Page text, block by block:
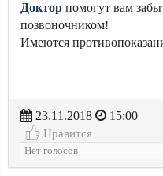
Доктор помогут вам
позвоночником!
Имеются
23.11.2018
15:00
Нравится
Нет голосов